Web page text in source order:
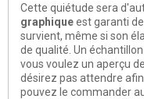
Cette quiétude sera
graphiqueest garanti
survient, même si son
de qualité. Un
vous voulez un aperçu
désirez pas attendre
pouvez le commander